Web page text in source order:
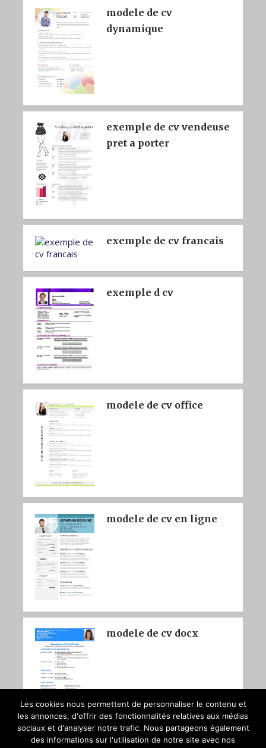
modele de cv
dynamique
exemple de cv vendeuse
pret a porter
exemple de cv francais
exemple d cv
modele de cv office
modele de cv en ligne
modele de cv docx
Les cookies nous permettent de personnaliser le contenu et
les annonces, d'offrir des fonctionnalités relatives aux médias
sociaux et d'analyser notre trafic. Nous partageons également
des informations sur l'utilisation de notre site avec nos